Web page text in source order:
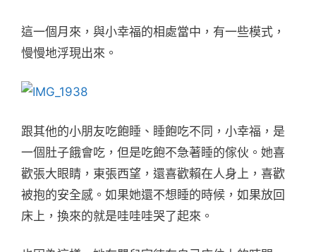
這一個月來，與小幸福的相處當中，有一些模式，
慢慢地浮現出來。
跟其他的小朋友吃飽睡、睡飽吃不同，小幸福，是
一個肚子餓會吃，但是吃飽不急著睡的傢伙。她喜
歡張大眼睛，東張西望，還喜歡賴在人身上，喜歡
被抱的安全感。如果她還不想睡的時候，如果放回
床上，換來的就是哇哇哇哭了起來。